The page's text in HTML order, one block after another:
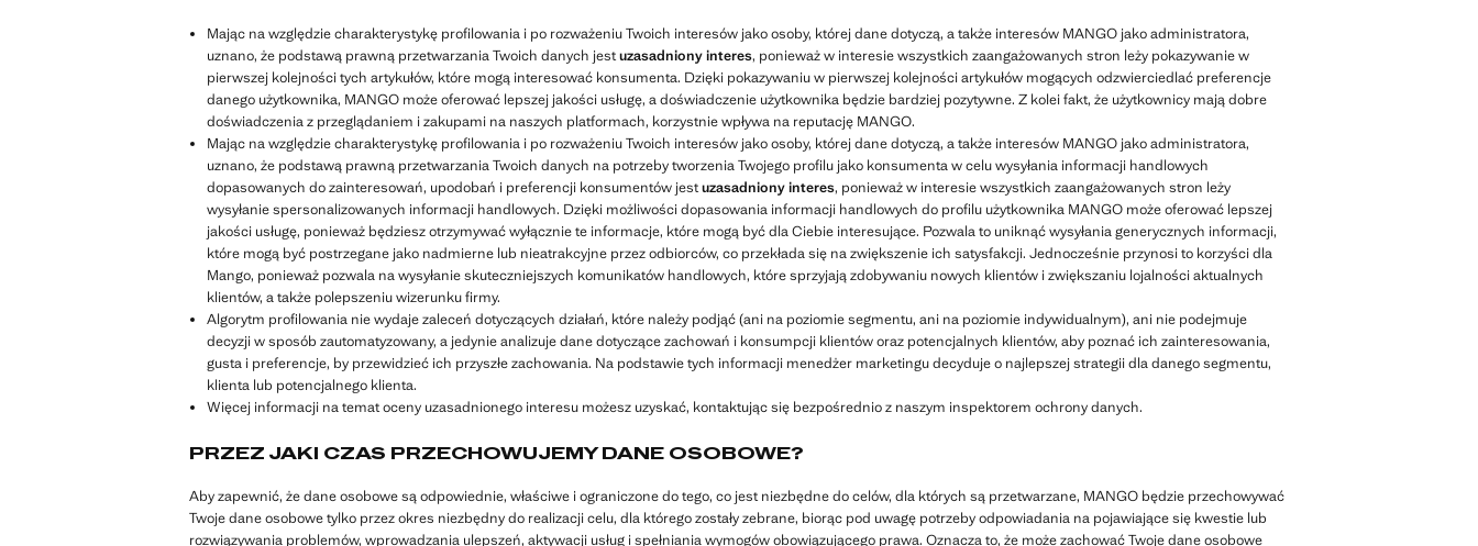
Mając na względzie charakterystykę profilowania i po rozważeniu Twoich interesów jako osoby, której dane dotyczą, a także interesów MANGO jako administratora,
uznano, że podstawą prawną przetwarzania Twoich danych jestuzasadniony interes, ponieważ w interesie wszystkich zaangażowanych stron leży pokazywanie w
pierwszej kolejności tych artykułów, które mogą interesować konsumenta. Dzięki pokazywaniu w pierwszej kolejności artykułów mogących odzwierciedlać preferencje
danego użytkownika, MANGO może oferować lepszej jakości usługę, a doświadczenie użytkownika będzie bardziej pozytywne. Z kolei fakt, że użytkownicy mają dobre
doświadczenia z przeglądaniem i zakupami na naszych platformach, korzystnie wpływa na reputację MANGO.
Mając na względzie charakterystykę profilowania i po rozważeniu Twoich interesów jako osoby, której dane dotyczą, a także interesów MANGO jako administratora,
uznano, że podstawą prawną przetwarzania Twoich danych na potrzeby tworzenia Twojego profilu jako konsumenta w celu wysyłania informacji handlowych
dopasowanych do zainteresowań, upodobań i preferencji konsumentów jestuzasadniony interes, ponieważ w interesie wszystkich zaangażowanych stron leży
wysyłanie spersonalizowanych informacji handlowych. Dzięki możliwości dopasowania informacji handlowych do profilu użytkownika MANGO może oferować lepszej
jakości usługę, ponieważ będziesz otrzymywać wyłącznie te informacje, które mogą być dla Ciebie interesujące. Pozwala to uniknąć wysyłania generycznych informacji,
które mogą być postrzegane jako nadmierne lub nieatrakcyjne przez odbiorców, co przekłada się na zwiększenie ich satysfakcji. Jednocześnie przynosi to korzyści dla
Mango, ponieważ pozwala na wysyłanie skuteczniejszych komunikatów handlowych, które sprzyjają zdobywaniu nowych klientów i zwiększaniu lojalności aktualnych
klientów, a także polepszeniu wizerunku firmy.
Algorytm profilowania nie wydaje zaleceń dotyczących działań, które należy podjąć (ani na poziomie segmentu, ani na poziomie indywidualnym), ani nie podejmuje
decyzji w sposób zautomatyzowany, a jedynie analizuje dane dotyczące zachowań i konsumpcji klientów oraz potencjalnych klientów, aby poznać ich zainteresowania,
gusta i preferencje, by przewidzieć ich przyszłe zachowania. Na podstawie tych informacji menedżer marketingu decyduje o najlepszej strategii dla danego segmentu,
klienta lub potencjalnego klienta.
Więcej informacji na temat oceny uzasadnionego interesu możesz uzyskać, kontaktując się bezpośrednio z naszym inspektorem ochrony danych.
PRZEZ JAKI CZAS PRZECHOWUJEMY DANE OSOBOWE?
Aby zapewnić, że dane osobowe są odpowiednie, właściwe i ograniczone do tego, co jest niezbędne do celów, dla których są przetwarzane, MANGO będzie przechowywać
Twoje dane osobowe tylko przez okres niezbędny do realizacji celu, dla którego zostały zebrane, biorąc pod uwagę potrzeby odpowiadania na pojawiające się kwestie lub
rozwiązywania problemów, wprowadzania ulepszeń, aktywacji usług i spełniania wymogów obowiązującego prawa. Oznacza to, że może zachować Twoje dane osobowe